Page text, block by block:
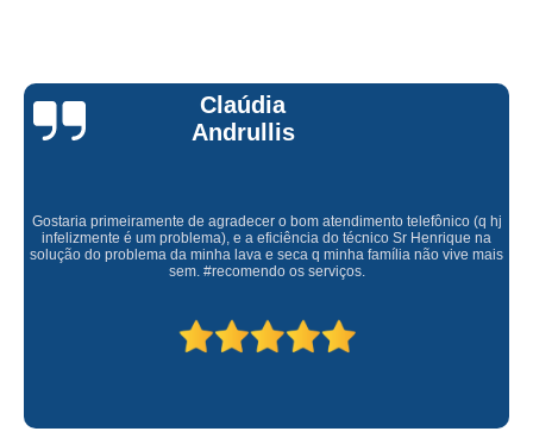
Claúdia
Andrullis
Gostaria primeiramente de agradecer o bom atendimento telefônico (q hj
infelizmente é um problema), e a eficiência do técnico Sr Henrique na
solução do problema da minha lava e seca q minha família não vive mais
sem. #recomendo os serviços.